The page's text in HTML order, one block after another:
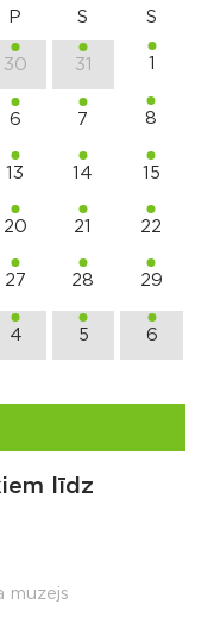
P S S
30 31 1
6 7 8
13 14 15
20 21 22
27 28 29
4 5 6
līdz
muzejs